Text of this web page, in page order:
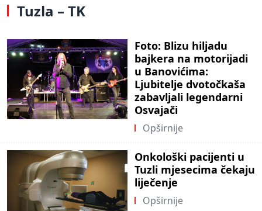
Tuzla – TK
Foto: Blizu hiljadu
bajkera na motorijadi
u Banovićima:
Ljubitelje dvotočkaša
zabavljali legendarni
Osvajači
Opširnije
Onkološki pacijenti u
Tuzli mjesecima čekaju
liječenje
Opširnije